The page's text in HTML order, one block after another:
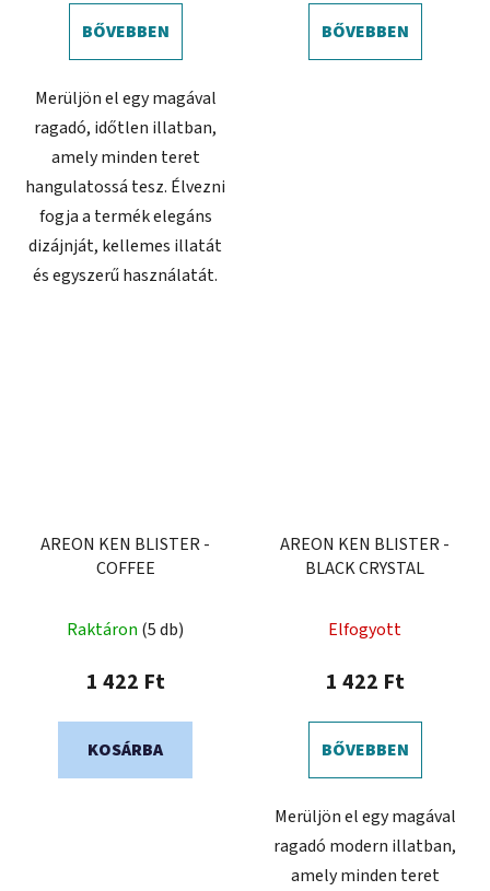
BŐVEBBEN
Merüljön el egy magával
ragadó, időtlen illatban,
amely minden teret
hangulatossá tesz. Élvezni
fogja a termék elegáns
dizájnját, kellemes illatát
és egyszerű használatát.
BŐVEBBEN
AREON KEN BLISTER -
COFFEE
termék
átlagos
5-
ből
Raktáron (5 db)
1 422 Ft
KOSÁRBA
AREON KEN BLISTER -
BLACK CRYSTAL
Elfogyott
1 422 Ft
BŐVEBBEN
Merüljön el egy magával
ragadó modern illatban,
amely minden teret